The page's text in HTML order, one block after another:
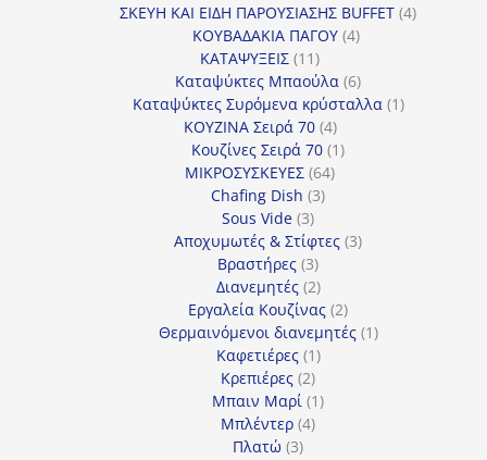
προϊόν
ΣΚΕΥΗ ΚΑΙ ΕΙΔΗ ΠΑΡΟΥΣΙΑΣΗΣ BUFFET 44
ΚΟΥΒΑΔΑΚΙΑ ΠΑΓΟΥ 44
ΚΑΤΑΨΥΞΕΙΣ 1111
προϊόντα
Καταψύκτες Μπαούλα 66
προϊόντα
Καταψύκτες Συρόμενα κρύσταλλα 11
ΚΟΥΖΙΝΑ Σειρά 70 44
προϊόντα
Κουζίνες Σειρά 70 11
ΜΙΚΡΟΣΥΣΚΕΥΕΣ 6464
Chafing Dish 33
Sous Vide 33
προϊόντα
Αποχυμωτές & Στίφτες 33
Βραστήρες 33
προϊόντα
Διανεμητές 22
προϊόντα
Εργαλεία Κουζίνας 22
προϊόντα
Θερμαινόμενοι διανεμητές 11
Καφετιέρες 11
προϊόν
Κρεπιέρες 22
προϊόντα
Μπαιν Μαρί 11
Μπλέντερ 44
Πλατώ 33